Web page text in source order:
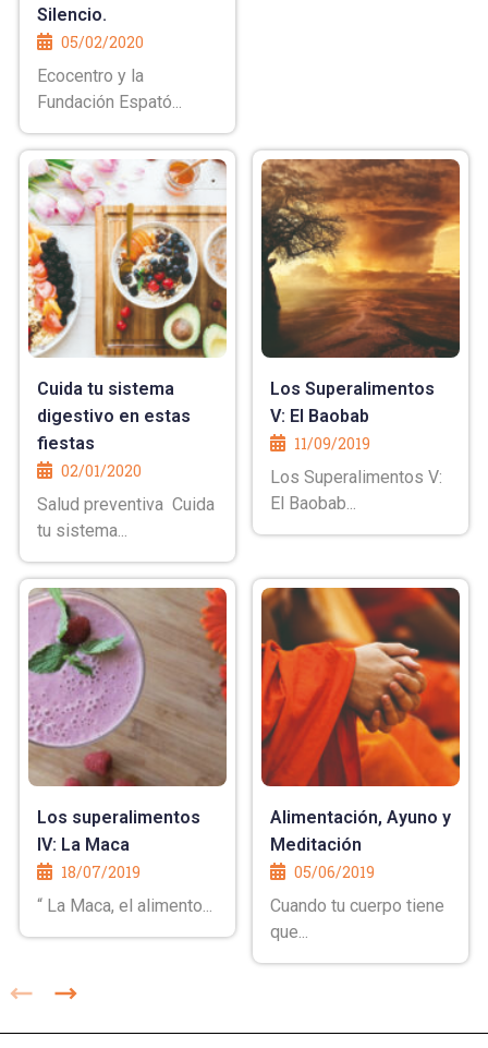
Silencio.
05/02/2020
Ecocentro y la
Fundación Espató...
Cuida tu sistema
digestivo en estas
fiestas
02/01/2020
Salud preventiva Cuida
tu sistema...
Los Superalimentos
V: El Baobab
11/09/2019
Los Superalimentos V:
El Baobab...
Los superalimentos
IV: La Maca
18/07/2019
“ La Maca, el alimento...
Alimentación, Ayuno y
Meditación
05/06/2019
Cuando tu cuerpo tiene
que...